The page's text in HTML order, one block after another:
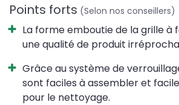
Points forts (Selon nos conseillers)
La forme emboutie de la grille à
une qualité de produit
Grâce au système de
sont faciles à assembler et
pour le nettoyage.